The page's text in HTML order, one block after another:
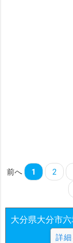
前へ 1 2
大分県大分市
詳